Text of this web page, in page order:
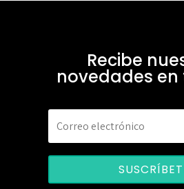
Recibe
novedades